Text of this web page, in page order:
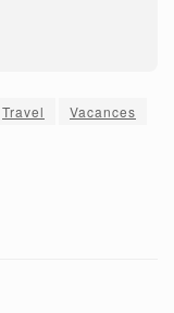
Travel
Vacances